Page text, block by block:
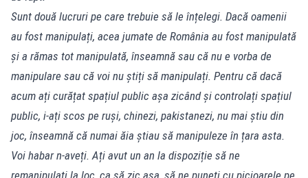
Sunt două lucruri pe care trebuie să le înțelegi. Dacă oamenii
au fost manipulați, acea jumate de România au fost manipulată
și a rămas tot manipulată, înseamnă sau că nu e vorba de
manipulare sau că voi nu știți să manipulați. Pentru că dacă
acum ați curățat spațiul public așa zicând și controlați spațiul
public, i-ați scos pe ruși, chinezi, pakistanezi, nu mai știu din
joc, înseamnă că numai ăia știau să manipuleze în țara asta.
Voi habar n-aveți. Ați avut un an la dispoziție să ne
remanipulați la loc, ca să zic așa, să ne puneți cu picioarele pe